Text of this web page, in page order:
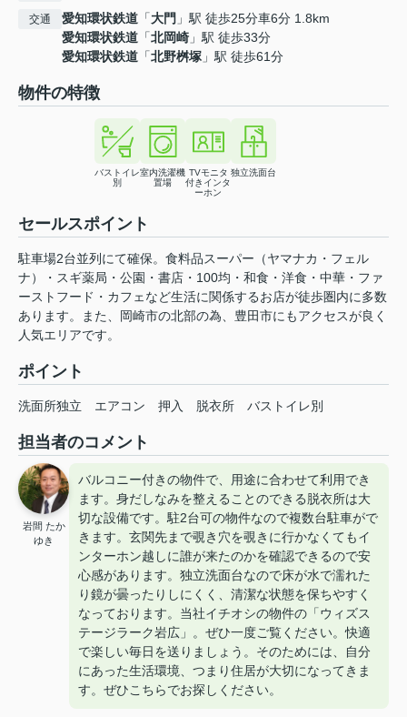
交通 愛知環状鉄道 「大門 」駅 徒歩25分車6分 1.8km
愛知環状鉄道 「北岡崎 」駅 徒歩33分
愛知環状鉄道 「北野桝塚 」駅 徒歩61分
物件の特徴
バストイレ
別
室内洗濯機
置場
TVモニタ
付きインタ
ーホン
独立洗面台
セールスポイント
駐車場2台並列にて確保。食料品スーパー（ヤマナカ・フェル
ナ）・スギ薬局・公園・書店・100均・和食・洋食・中華・ファ
ーストフード・カフェなど生活に関係するお店が徒歩圏内に多数
あります。また、岡崎市の北部の為、豊田市にもアクセスが良く
人気エリアです。
ポイント
洗面所独立 エアコン 押入 脱衣所 バストイレ別
担当者のコメント
岩間 たか
ゆき
バルコニー付きの物件で、用途に合わせて利用でき
ます。身だしなみを整えることのできる脱衣所は大
切な設備です。駐2台可の物件なので複数台駐車がで
きます。玄関先まで覗き穴を覗きに行かなくてもイ
ンターホン越しに誰が来たのかを確認できるので安
心感があります。独立洗面台なので床が水で濡れた
り鏡が曇ったりしにくく、清潔な状態を保ちやすく
なっております。当社イチオシの物件の「ウィズス
テージラーク岩広」。ぜひ一度ご覧ください。快適
で楽しい毎日を送りましょう。そのためには、自分
にあった生活環境、つまり住居が大切になってきま
す。ぜひこちらでお探しください。